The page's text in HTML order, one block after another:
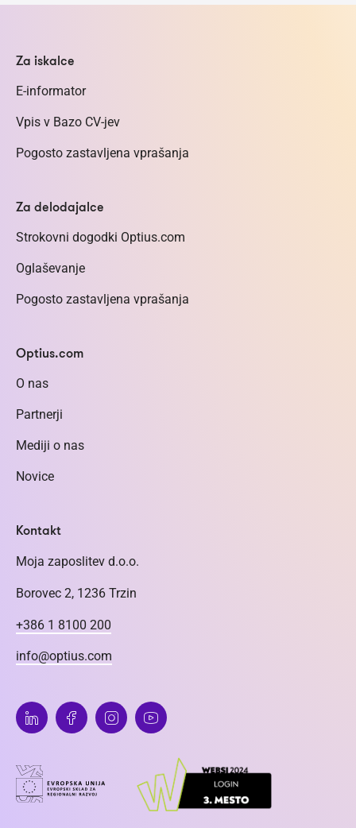
Za iskalce
E-informator
Vpis v Bazo CV-jev
Pogosto zastavljena vprašanja
Za delodajalce
Strokovni dogodki Optius.com
Oglaševanje
Pogosto zastavljena vprašanja
Optius.com
O nas
Partnerji
Mediji o nas
Novice
Kontakt
Moja zaposlitev d.o.o.
Borovec 2, 1236 Trzin
+386 1 8100 200
info@optius.com